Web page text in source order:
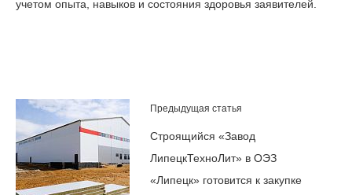
учетом опыта, навыков и состояния здоровья заявителей.
Предыдущая статья
Строящийся «Завод
ЛипецкТехноЛит» в ОЭЗ
«Липецк» готовится к закупке